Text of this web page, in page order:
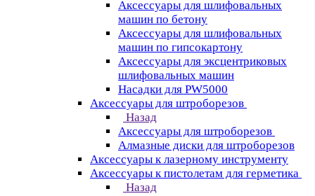
Аксессуары для шлифовальных
машин по бетону
Аксессуары для шлифовальных
машин по гипсокартону
Аксессуары для эксцентриковых
шлифовальных машин
Насадки для PW5000
Аксессуары для штроборезов
Назад
Аксессуары для штроборезов
Алмазные диски для штроборезов
Аксессуары к лазерному инструменту
Аксессуары к пистолетам для герметика
Назад